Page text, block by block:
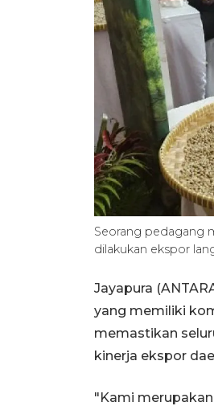
Seorang pedagang
dilakukan ekspor
Jayapura
yang memiliki
memastikan
kinerja ekspor
"Kami